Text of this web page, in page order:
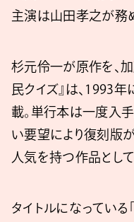
主演は山田孝之が務
杉元伶一が原作を、
民クイズ』は、1993
載。単行本は一度入
い要望により復刻版
人気を持つ作品とし
タイトルになっている